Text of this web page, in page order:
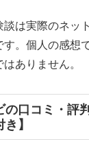
は実際のネッ
。個人の感想
ありません。
の口コミ・評
】